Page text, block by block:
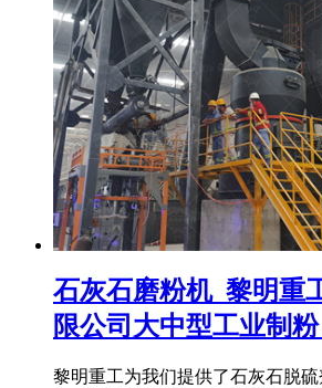
石灰石磨粉机_黎明重
限公司大中型工业制粉
黎明重工为我们提供了石灰石脱